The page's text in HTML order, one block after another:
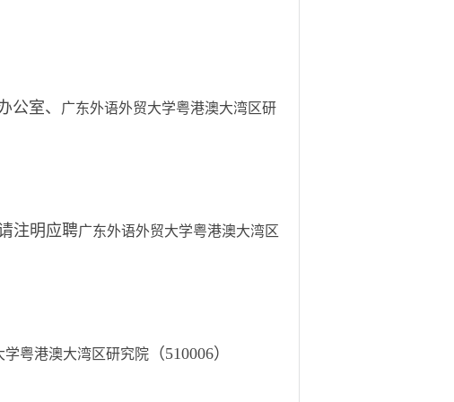
公室、
广东外语外贸大学粤港澳大湾区研
注明应聘广东外语外贸大学粤港澳大湾区
学粤港澳大湾区研究院 （510006）